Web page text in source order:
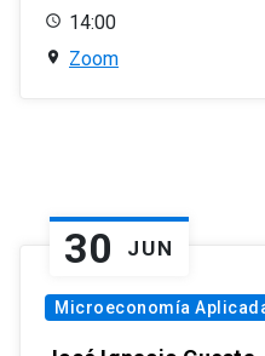
14:00
Zoom
30 JUN
Microeconomía